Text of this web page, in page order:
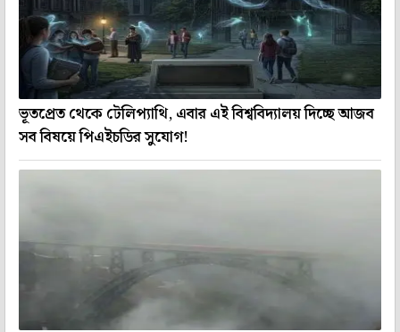
ভূতপ্রেত থেকে টেলিপ্যাথি, এবার এই বিশ্ববিদ্যালয় দিচ্ছে আজব
সব বিষয়ে পিএইচডির সুযোগ!